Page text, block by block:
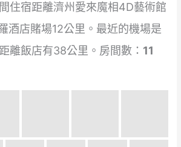
住宿距離濟州愛來魔相4D藝術館
酒店賭場12公里。最近的機場是
離飯店有38公里。房間數： 11